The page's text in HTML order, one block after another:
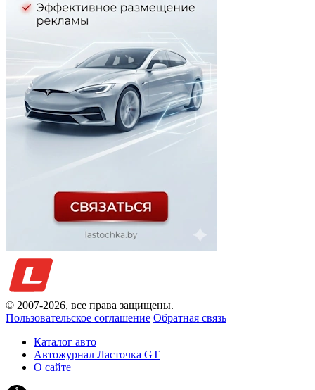
© 2007-2026, все права защищены.
Пользовательское соглашение Обратная связь
Каталог авто
Автожурнал Ласточка GT
О сайте